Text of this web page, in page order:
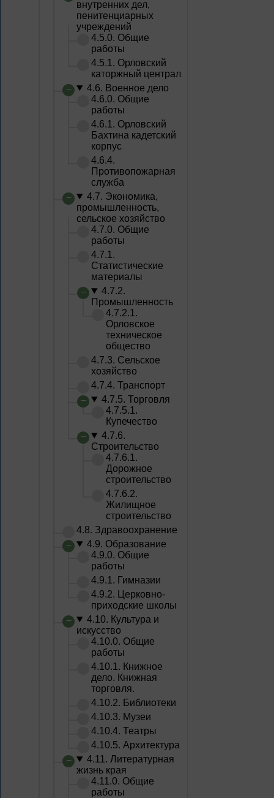
внутренних дел,
пенитенциарных
учреждений
4.5.0. Общие
работы
4.5.1. Орловский
каторжный централ
4.6. Военное дело
4.6.0. Общие
работы
4.6.1. Орловский
Бахтина кадетский
корпус
4.6.4.
Противопожарная
служба
4.7. Экономика,
промышленность,
сельское хозяйство
4.7.0. Общие
работы
4.7.1.
Статистические
материалы
4.7.2.
Промышленность
4.7.2.1.
Орловское
техническое
общество
4.7.3. Сельское
хозяйство
4.7.4. Транспорт
4.7.5. Торговля
4.7.5.1.
Купечество
4.7.6.
Строительство
4.7.6.1.
Дорожное
строительство
4.7.6.2.
Жилищное
строительство
4.8. Здравоохранение
4.9. Образование
4.9.0. Общие
работы
4.9.1. Гимназии
4.9.2. Церковно-
приходские школы
4.10. Культура и
искусство
4.10.0. Общие
работы
4.10.1. Книжное
дело. Книжная
торговля.
4.10.2. Библиотеки
4.10.3. Музеи
4.10.4. Театры
4.10.5. Архитектура
4.11. Литературная
жизнь края
4.11.0. Общие
работы